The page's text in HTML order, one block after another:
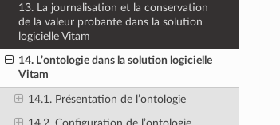
13. La journalisation et la conservation
de la valeur probante dans la solution
logicielle Vitam
14. L’ontologie dans la solution logicielle
Vitam
14.1. Présentation de l’ontologie